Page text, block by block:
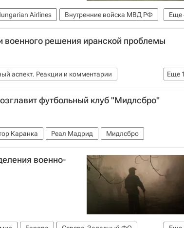
Еще
Airlines
Внутренние войска МВД РФ
YouTube
Россия решения иранской проблемы
Еще
аспект. Реакции и комментарии
Китай Франция
США
Весь мир Европа
Джей Карни
футбольный клуб "Мидлсбро"
Каранка Реал Мадрид Мидлсбро
военно-